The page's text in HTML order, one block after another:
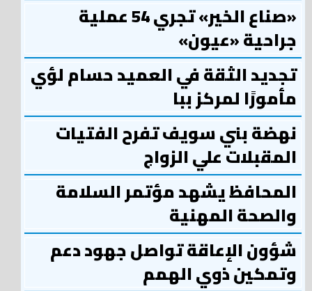
«صناع الخير» تجري 54 عملية
جراحية «عيون»
تجديد الثقة في العميد حسام لؤي
مأمورًا لمركز ببا
نهضة بني سويف تفرح الفتيات
المقبلات علي الزواج
المحافظ يشهد مؤتمر السلامة
والصحة المهنية
شؤون الإعاقة تواصل جهود دعم
وتمكين ذوي الهمم